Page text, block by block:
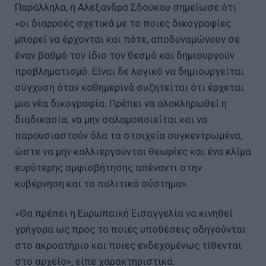
Παράλληλα, η Αλεξανδρα Σδούκου σημείωσε ότι
«οι διαρροές σχετικά με το ποιες δικογραφίες
μπορεί να έρχονται και πότε, αποδυναμώνουν σε
έναν βαθμό τον ίδιο τον θεσμό και δημιουργούν
προβληματισμό. Είναι δε λογικό να δημιουργείται
σύγχυση όταν καθημερινά συζητείται ότι έρχεται
μια νέα δικογραφία. Πρέπει να ολοκληρωθεί η
διαδικασία, να μην σαλαμοποιείται και να
παρουσιαστούν όλα τα στοιχεία συγκεντρωμένα,
ώστε να μην καλλιεργούνται θεωρίες και ένα κλίμα
ευρύτερης αμφισβήτησης απέναντι στην
κυβέρνηση και το πολιτικό σύστημα».
«Θα πρέπει η Ευρωπαϊκή Εισαγγελία να κινηθεί
γρήγορα ως προς το ποιες υποθέσεις οδηγούνται
στο ακροατήριο και ποιες ενδεχομένως τίθενται
στο αρχείο», είπε χαρακτηριστικά.